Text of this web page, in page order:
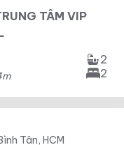
TÂM VIP
2
2
Tân, HCM